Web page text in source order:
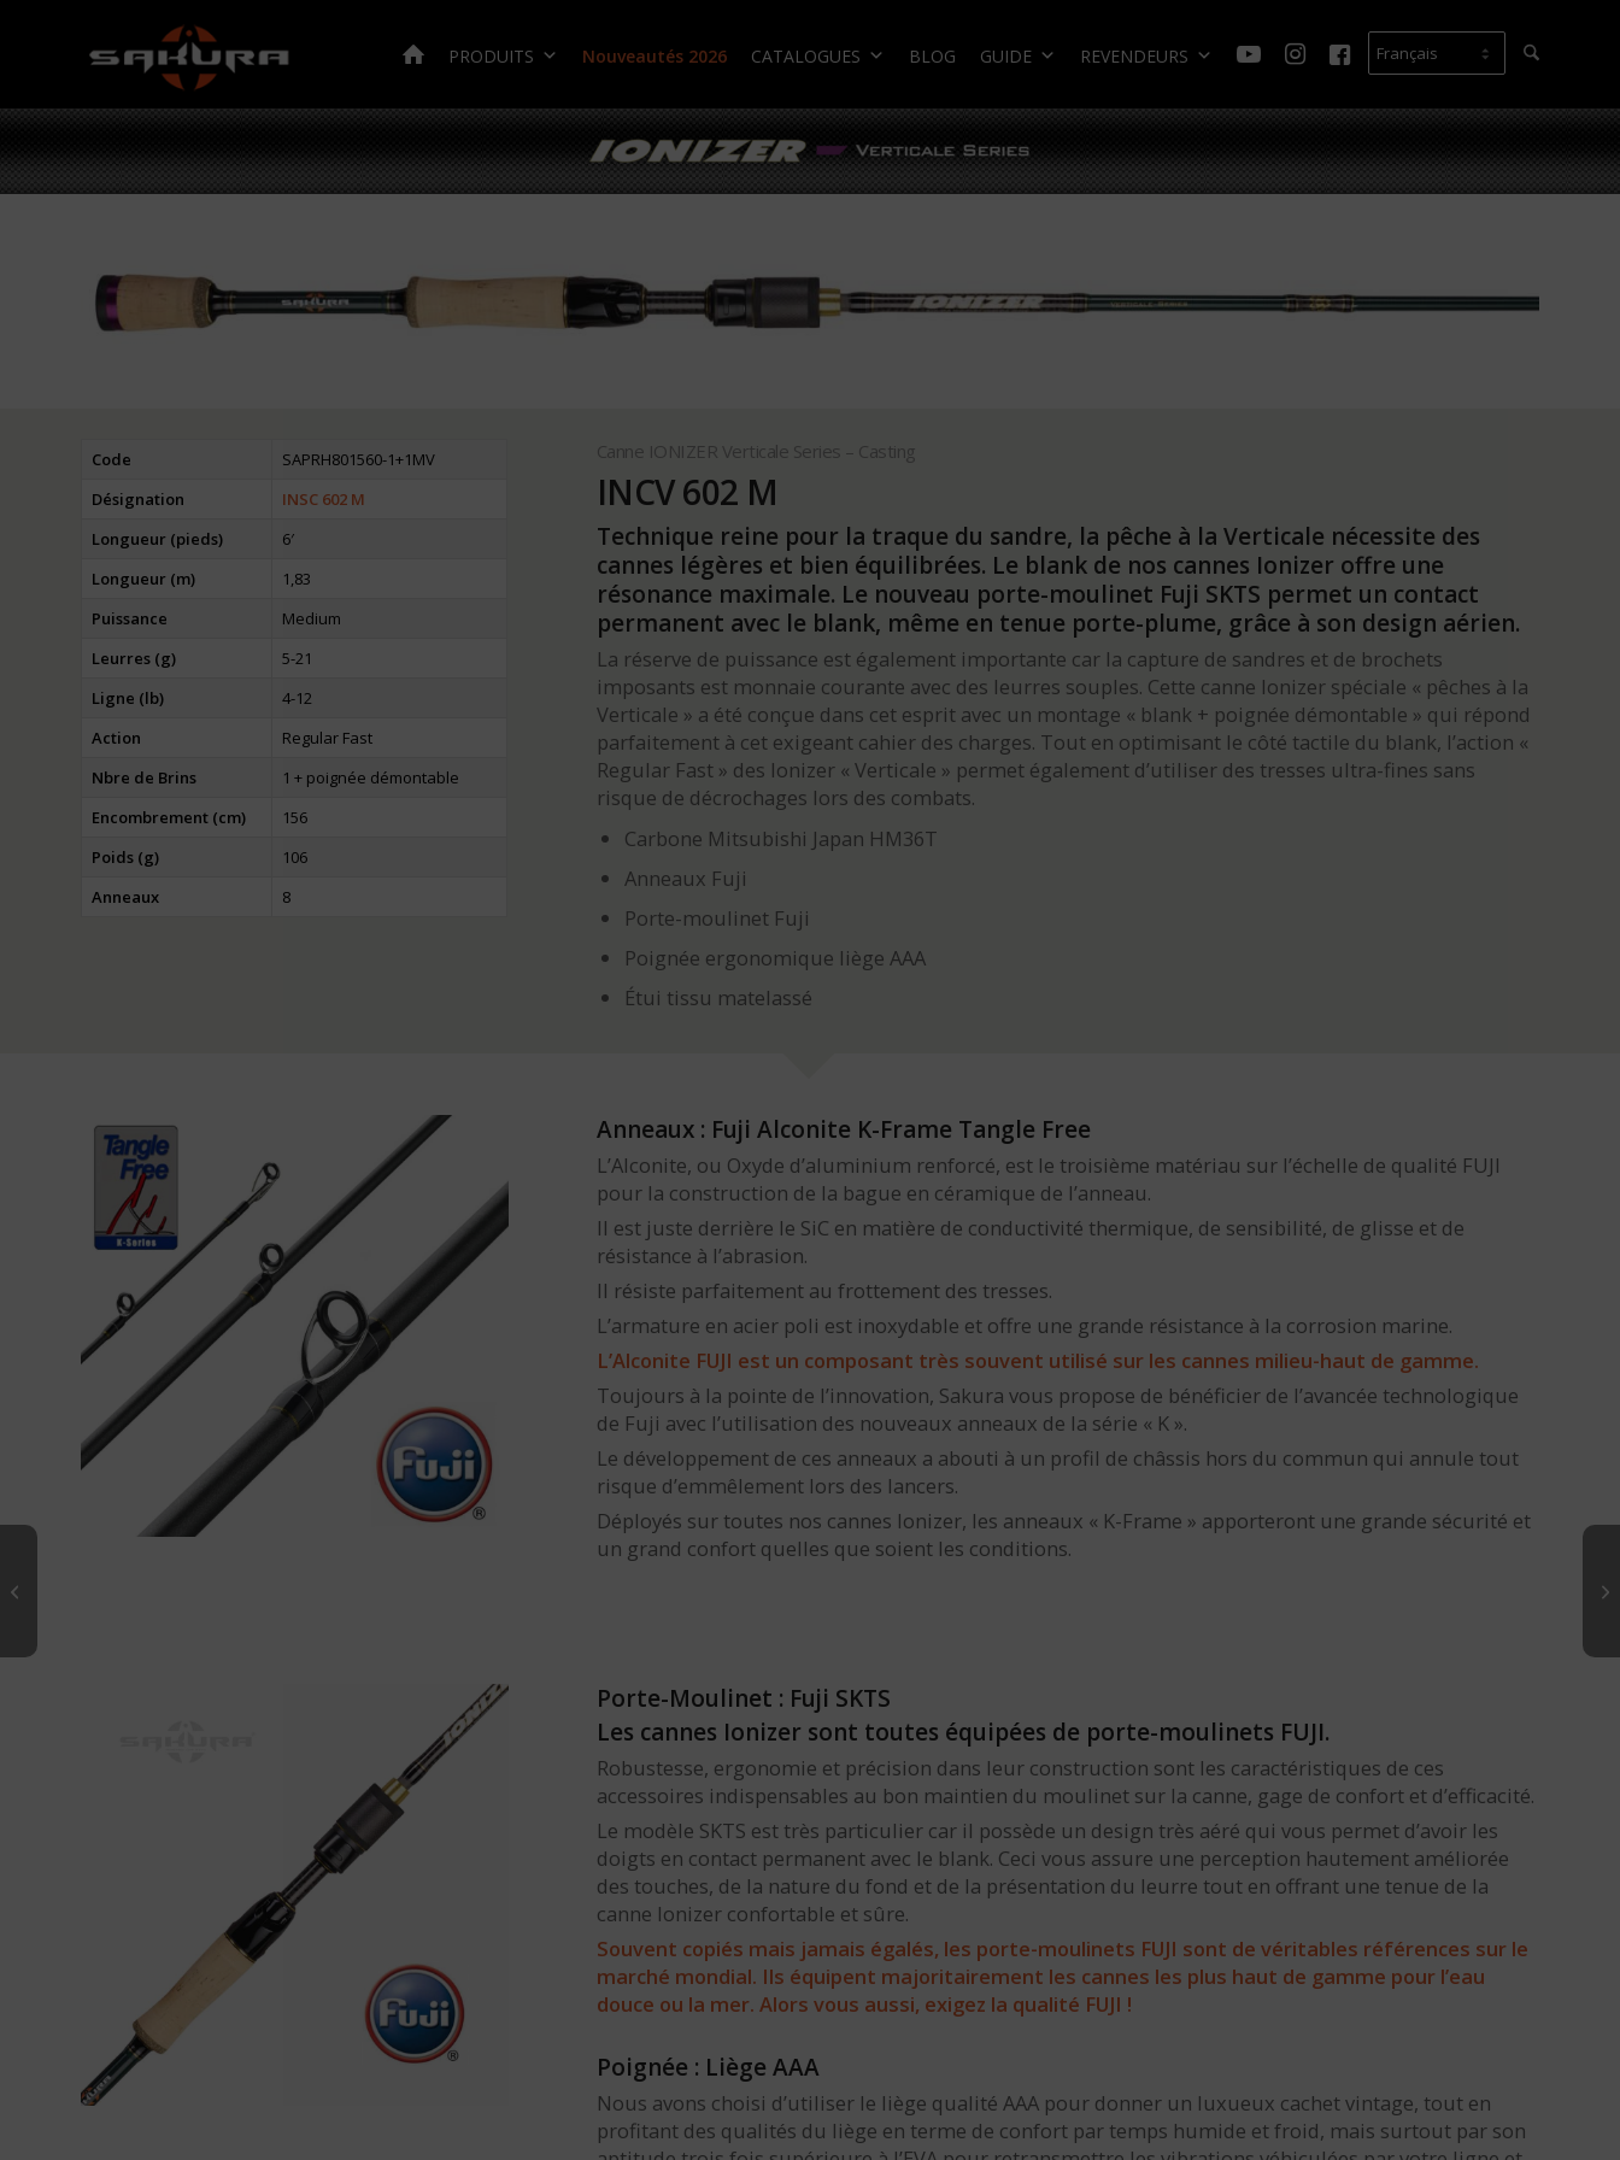
PRODUITS Nouveautés 2026 CATALOGUES BLOG GUIDE REVENDEURS
Code
SAPRH801560-1+1MV
Désignation
INSC 602 M
Longueur (pieds)
6′
Longueur (m)
1,83
Puissance
Medium
Leurres (g)
5-21
Ligne (lb)
4-12
Action
Regular Fast
Nbre de Brins
1 + poignée démontable
Encombrement (cm)
156
Poids (g)
106
Anneaux
8
Canne IONIZER Verticale Series – Casting
INCV 602 M
Technique reine pour la traque du sandre, la pêche à la Verticale nécessite des
cannes légères et bien équilibrées. Le blank de nos cannes Ionizer offre une
résonance maximale. Le nouveau porte-moulinet Fuji SKTS permet un contact
permanent avec le blank, même en tenue porte-plume, grâce à son design aérien.
La réserve de puissance est également importante car la capture de sandres et de brochets
imposants est monnaie courante avec des leurres souples. Cette canne Ionizer spéciale « pêches à la
Verticale » a été conçue dans cet esprit avec un montage « blank + poignée démontable » qui répond
parfaitement à cet exigeant cahier des charges. Tout en optimisant le côté tactile du blank, l’action «
Regular Fast » des Ionizer « Verticale » permet également d’utiliser des tresses ultra-fines sans
risque de décrochages lors des combats.
Carbone Mitsubishi Japan HM36T
Anneaux Fuji
Porte-moulinet Fuji
Poignée ergonomique liège AAA
Étui tissu matelassé
Anneaux : Fuji Alconite K-Frame Tangle Free
L’Alconite, ou Oxyde d’aluminium renforcé, est le troisième matériau sur l’échelle de qualité FUJI
pour la construction de la bague en céramique de l’anneau.
Il est juste derrière le SiC en matière de conductivité thermique, de sensibilité, de glisse et de
résistance à l’abrasion.
Il résiste parfaitement au frottement des tresses.
L’armature en acier poli est inoxydable et offre une grande résistance à la corrosion marine.
L’Alconite FUJI est un composant très souvent utilisé sur les cannes milieu-haut de gamme.
Toujours à la pointe de l’innovation, Sakura vous propose de bénéficier de l’avancée technologique
de Fuji avec l’utilisation des nouveaux anneaux de la série « K ».
Le développement de ces anneaux a abouti à un profil de châssis hors du commun qui annule tout
risque d’emmêlement lors des lancers.
Déployés sur toutes nos cannes Ionizer, les anneaux « K-Frame » apporteront une grande sécurité et
un grand confort quelles que soient les conditions.
Porte-Moulinet : Fuji SKTS
Les cannes Ionizer sont toutes équipées de porte-moulinets FUJI.
Robustesse, ergonomie et précision dans leur construction sont les caractéristiques de ces
accessoires indispensables au bon maintien du moulinet sur la canne, gage de confort et d’efficacité.
Le modèle SKTS est très particulier car il possède un design très aéré qui vous permet d’avoir les
doigts en contact permanent avec le blank. Ceci vous assure une perception hautement améliorée
des touches, de la nature du fond et de la présentation du leurre tout en offrant une tenue de la
canne Ionizer confortable et sûre.
Souvent copiés mais jamais égalés, les porte-moulinets FUJI sont de véritables références sur le
marché mondial. Ils équipent majoritairement les cannes les plus haut de gamme pour l’eau
douce ou la mer. Alors vous aussi, exigez la qualité FUJI !
Poignée : Liège AAA
Nous avons choisi d’utiliser le liège qualité AAA pour donner un luxueux cachet vintage, tout en
profitant des qualités du liège en terme de confort par temps humide et froid, mais surtout par son